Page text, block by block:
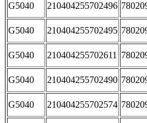
G5040 210404255702496
G5040 210404255702495
G5040 210404255702611
G5040 210404255702490
G5040 210404255702574